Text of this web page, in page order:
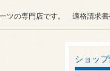
ツの専門店です。 適格請求
ショッ